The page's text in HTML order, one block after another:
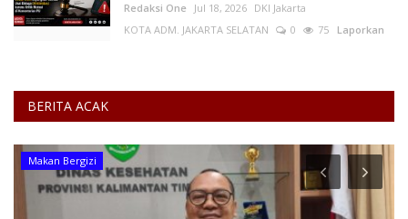
Redaksi One Jul 18, 2026 DKI Jakarta
KOTA ADM. JAKARTA SELATAN
0 75 Laporkan
BERITA ACAK
Makan Bergizi